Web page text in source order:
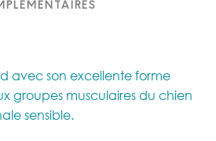
avec son excellente forme
groupes musculaires du chien
sensible.